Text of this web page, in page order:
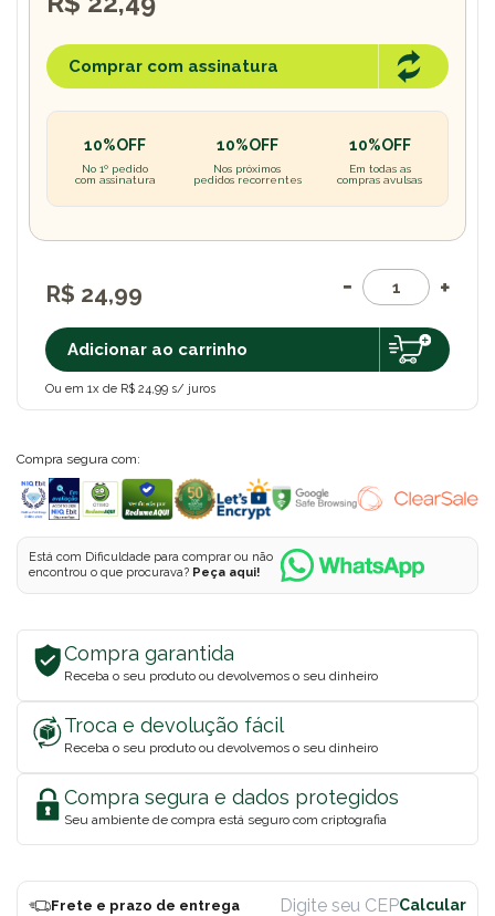
R$ 24,99
Adicionar ao carrinho
Ou em 1x de R$ 24,99 s/ juros
Comprar com assinatura
10%OFF
No 1º pedido
com assinatura
10%OFF
Nos próximos
pedidos recorrentes
10%OFF
Em todas as
compras avulsas
Compra segura com:
Está com Dificuldade para comprar ou não
encontrou o que procurava? Peça aqui!
Compra garantida
Receba o seu produto ou devolvemos o seu dinheiro
Troca e devolução fácil
Receba o seu produto ou devolvemos o seu dinheiro
Compra segura e dados protegidos
Seu ambiente de compra está seguro com criptografia
Frete e prazo de entrega